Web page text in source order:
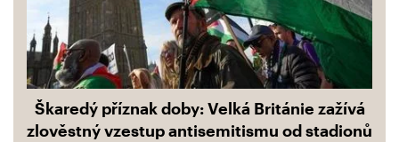
Škaredý příznak doby: Velká Británie zažívá
zlověstný vzestup antisemitismu od stadionů